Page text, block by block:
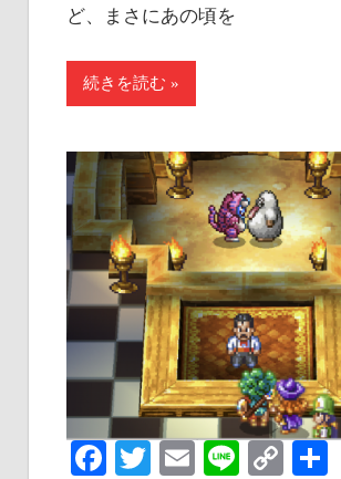
ど、まさにあの頃を
続きを読む
Facebook
TwitterEmailLineCopy